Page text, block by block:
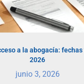
a la abogacía: fechas
2026
junio 3, 2026